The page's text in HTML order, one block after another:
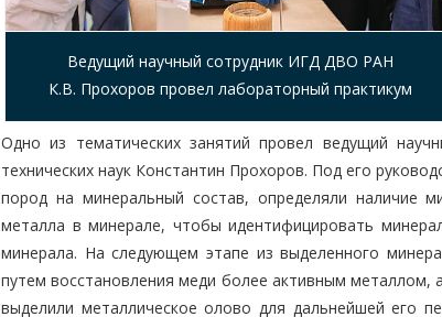
Ведущий научный сотрудник ИГД ДВО РАН
К.В. Прохоров провел лабораторный практикум
Одно из тематических занятий провел ведущий
технических наук Константин Прохоров. Под его
пород на минеральный состав, определяли наличие
металла в минерале, чтобы идентифицировать
минерала. На следующем этапе из выделенного
путем восстановления меди более активным металлом,
выделили металлическое олово для дальнейшей его